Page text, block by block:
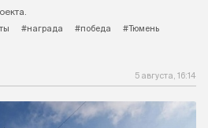
#награда #победа
#Тюмень
5 августа, 16:14